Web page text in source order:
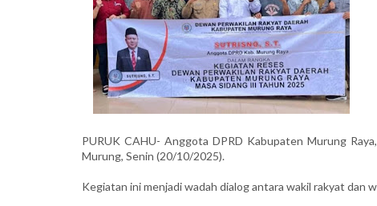
PURUK CAHU- Anggota DPRD Kabupaten Murung
Murung, Senin (20/10/2025).
Kegiatan ini menjadi wadah dialog antara wakil rakyat dan